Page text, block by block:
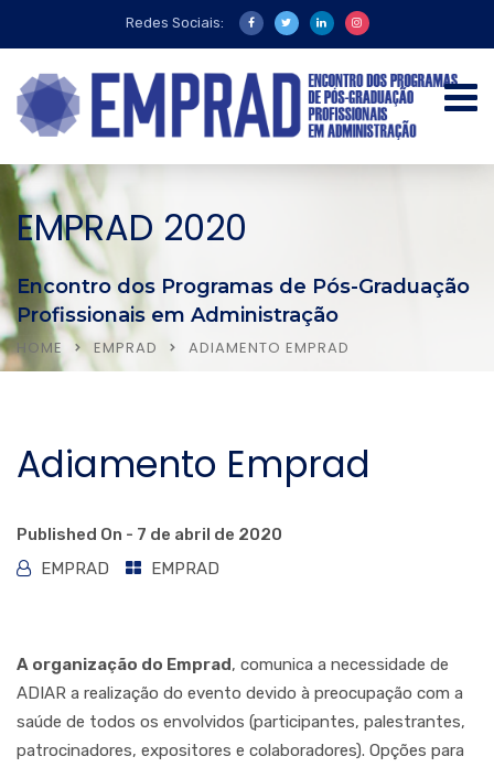
Redes Sociais:
EMPRAD 2020
Encontro dos Programas de Pós-Graduação
Profissionais em Administração
HOME EMPRAD ADIAMENTO EMPRAD
Adiamento Emprad
Published On - 7 de abril de 2020
EMPRAD
EMPRAD
A organização do Emprad, comunica a necessidade de
ADIAR a realização do evento devido à preocupação com a
saúde de todos os envolvidos (participantes, palestrantes,
patrocinadores, expositores e colaboradores). Opções para